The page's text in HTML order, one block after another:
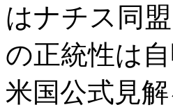
はナチス同
の正統性は
米国公式見